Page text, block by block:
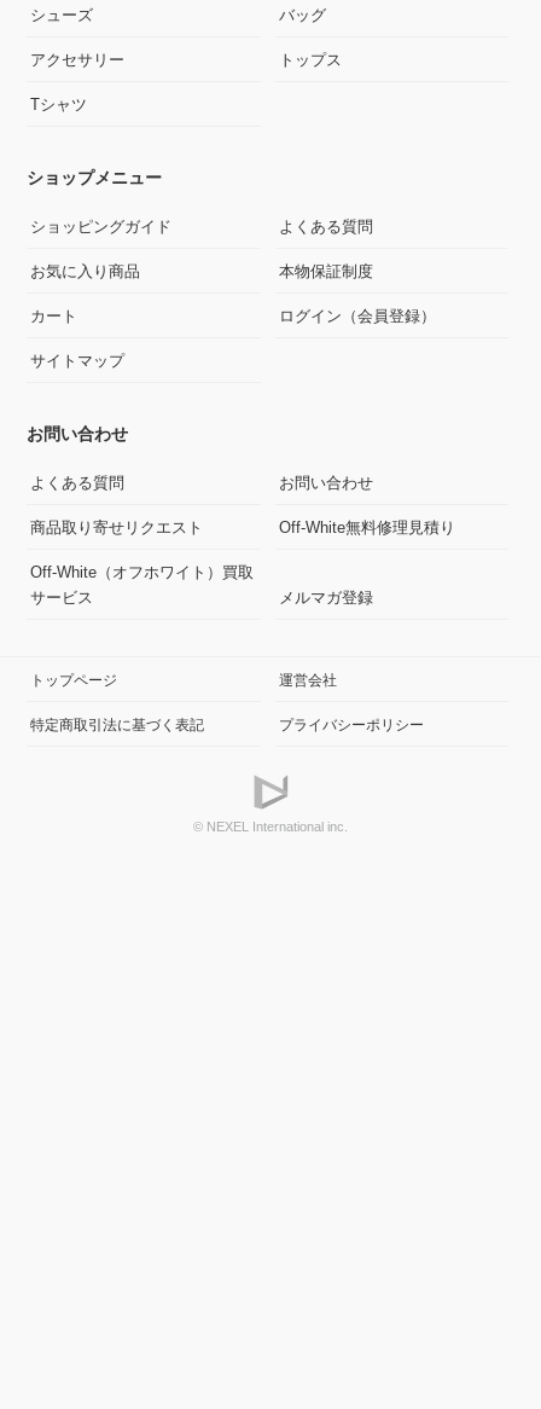
シューズ バッグ
アクセサリー トップス
Tシャツ
ショップメニュー
ショッピングガイド よくある質問
お気に入り商品 本物保証制度
カート ログイン（会員登録）
サイトマップ
お問い合わせ
よくある質問 お問い合わせ
商品取り寄せリクエスト Off-White無料修理見積り
Off-White（オフホワイト）買取
サービス
メルマガ登録
トップページ 運営会社
特定商取引法に基づく表記 プライバシーポリシー
© NEXEL International inc.